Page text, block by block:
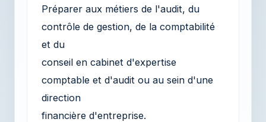
Préparer aux métiers de l'audit, du
contrôle de gestion, de la comptabilité
et du
conseil en cabinet d'expertise
comptable et d'audit ou au sein d'une
direction
financière d'entreprise.